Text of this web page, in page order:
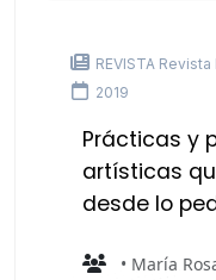
REVISTA
2019
Prácticas y
artísticas
desde lo
• María